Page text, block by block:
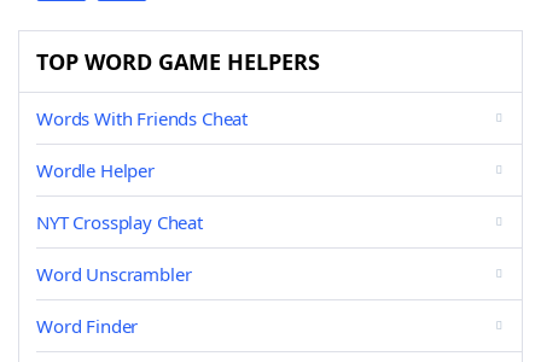
TOP WORD GAME HELPERS
Words With Friends Cheat
Wordle Helper
NYT Crossplay Cheat
Word Unscrambler
Word Finder